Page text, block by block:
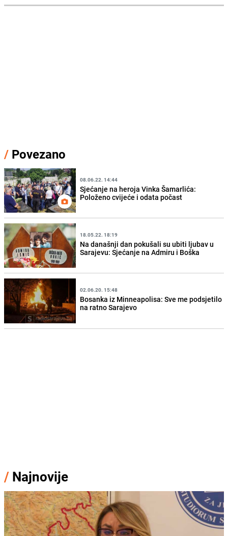
/ Povezano
08.06.22. 14:44
Sjećanje na heroja Vinka Šamarlića:
Položeno cvijeće i odata počast
18.05.22. 18:19
Na današnji dan pokušali su ubiti ljubav u
Sarajevu: Sjećanje na Admiru i Boška
02.06.20. 15:48
Bosanka iz Minneapolisa: Sve me podsjetilo
na ratno Sarajevo
/ Najnovije